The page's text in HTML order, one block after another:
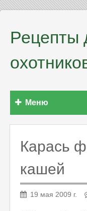
Рецепты
Меню
Карась
кашей
19 мая 2009 г.